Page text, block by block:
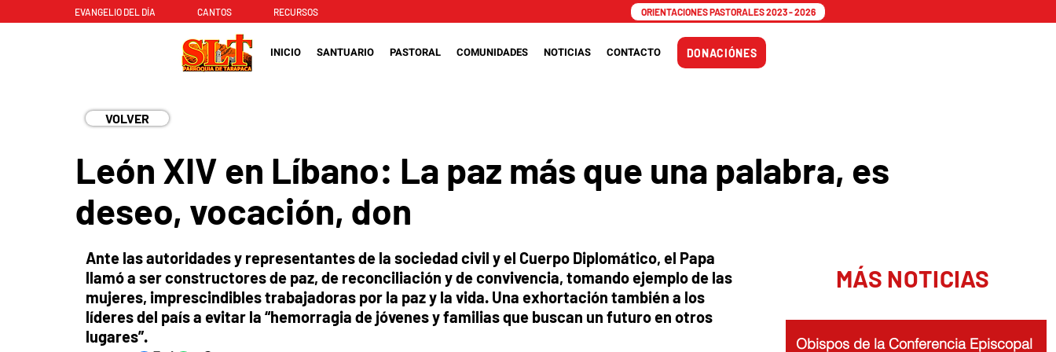
EVANGELIO DEL DÍA CANTOS RECURSOS ORIENTACIONES PASTORALES 2023 - 2026
INICIO SANTUARIO PASTORAL COMUNIDADES NOTICIAS CONTACTO DONACIÓNES
VOLVER
León XIV en Líbano: La paz más que una palabra, es
deseo, vocación, don
Ante las autoridades y representantes de la sociedad civil y el Cuerpo Diplomático, el Papa
llamó a ser constructores de paz, de reconciliación y de convivencia, tomando ejemplo de las
mujeres, imprescindibles trabajadoras por la paz y la vida. Una exhortación también a los
líderes del país a evitar la “hemorragia de jóvenes y familias que buscan un futuro en otros
lugares”.
MÁS NOTICIAS
Obispos de la Conferencia Episcopal